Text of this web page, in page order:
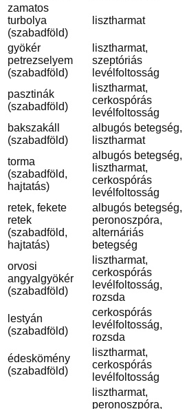
zamatos
turbolya
(szabadföld)
lisztharmat
gyökér
petrezselyem
(szabadföld)
lisztharmat,
szeptóriás
levélfoltosság
pasztinák
(szabadföld)
lisztharmat,
cerkospórás
levélfoltosság
bakszakáll
(szabadföld)
albugós betegség,
lisztharmat
torma
(szabadföld,
hajtatás)
albugós betegség,
lisztharmat,
cerkospórás
levélfoltosság
retek, fekete
retek
(szabadföld,
hajtatás)
albugós betegség,
peronoszpóra,
alternáriás
betegség
orvosi
angyalgyökér
(szabadföld)
lisztharmat,
cerkospórás
levélfoltosság,
rozsda
lestyán
(szabadföld)
cerkospórás
levélfoltosság,
rozsda
édeskömény
(szabadföld)
lisztharmat,
cerkospórás
levélfoltosság
lisztharmat,
peronoszpóra,